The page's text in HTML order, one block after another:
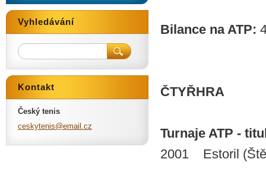
Bilance na ATP:
ČTYŘHRA
Turnaje ATP -
2001 Estoril
Vyhledávání
Kontakt
Český tenis
ceskytenis@email .cz